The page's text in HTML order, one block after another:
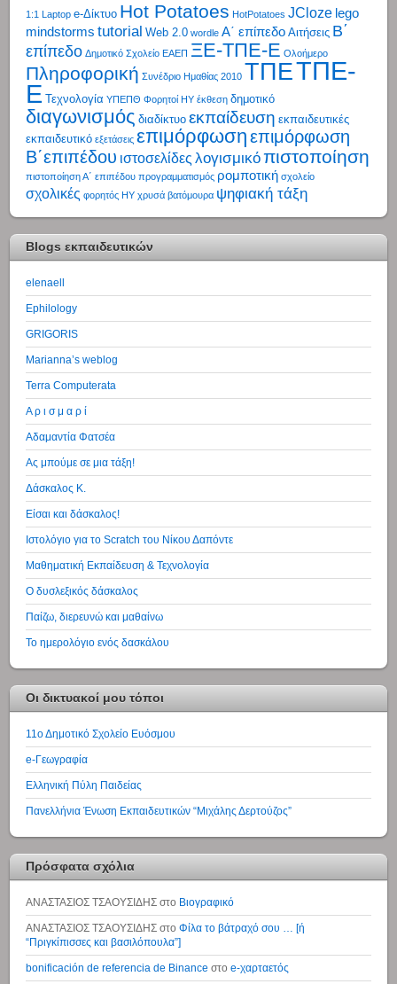
1:1 Laptop e-Δίκτυο Hot Potatoes HotPotatoes JCloze lego
mindstorms tutorial Web 2.0 wordle Α΄ επίπεδο Αιτήσεις Β΄
επίπεδο Δημοτικό Σχολείο ΕΑΕΠ ΞΕ-ΤΠΕ-Ε Ολοήμερο
Πληροφορική Συνέδριο Ημαθίας 2010 ΤΠΕΤΠΕ-
Ε Τεχνολογία ΥΠΕΠΘ Φορητοί ΗΥ έκθεση δημοτικό
διαγωνισμός διαδίκτυο εκπαίδευση εκπαιδευτικές
εκπαιδευτικό εξετάσεις επιμόρφωσηεπιμόρφωση
Β΄επιπέδου ιστοσελίδες λογισμικόπιστοποίηση
πιστοποίηση Α΄ επιπέδου προγραμματισμός ρομποτική σχολείο
σχολικές φορητός ΗΥ χρυσά βατόμουρα ψηφιακή τάξη
Blogs εκπαιδευτικών
elenaell
Ephilology
GRIGORIS
Marianna’s weblog
Terra Computerata
Α ρ ι σ μ α ρ ί
Αδαμαντία Φατσέα
Ας μπούμε σε μια τάξη!
Δάσκαλος Κ.
Είσαι και δάσκαλος!
Ιστολόγιο για το Scratch του Νίκου Δαπόντε
Μαθηματική Εκπαίδευση & Τεχνολογία
Ο δυσλεξικός δάσκαλος
Παίζω, διερευνώ και μαθαίνω
Το ημερολόγιο ενός δασκάλου
Οι δικτυακοί μου τόποι
11ο Δημοτικό Σχολείο Ευόσμου
e-Γεωγραφία
Ελληνική Πύλη Παιδείας
Πανελλήνια Ένωση Εκπαιδευτικών “Μιχάλης Δερτούζος”
Πρόσφατα σχόλια
ΑΝΑΣΤΑΣΙΟΣ ΤΣΑΟΥΣΙΔΗΣ στο Βιογραφικό
ΑΝΑΣΤΑΣΙΟΣ ΤΣΑΟΥΣΙΔΗΣ στοΦίλα το βάτραχό σου … [ή
“Πριγκίπισσες και βασιλόπουλα”]
bonificación de referencia de Binance στοe-χαρταετός